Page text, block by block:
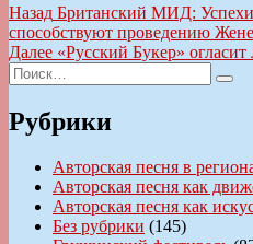
Навигация
по
записям
Назад Предыдущая
запись:
Британский МИД:
способствуют проведению
Далее Следующая
«Русский Букер»
Искать:
Рубрики
Авторская песня в
Авторская песня как
Авторская песня как
Без рубрики (145)